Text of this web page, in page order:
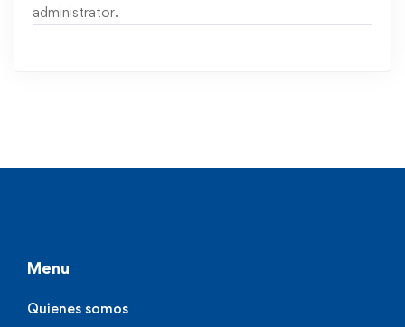
administrator.
Menu
Quienes somos